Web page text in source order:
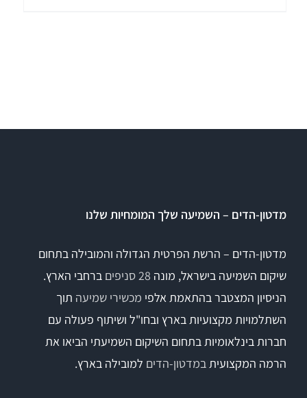
מדטון-הדים – השמיעה שלך המומחיות שלנו
מדטון-הדים – הרשת הפרטית הגדולה והמובילה בתחום
שיקום השמיעה בישראל, מונה 28 סניפים
ברחבי הארץ.
הניסיון המצטבר בהתאמת אלפי מכשירי שמיעה תוך
השתלמויות מקצועיות בארץ ובחו"ל ושיתוף פעולה עם
חברות בינלאומיות בתחום השיקום השמיעתי הביאו את
הרמה המקצועיתבמדטון-הדים למובילה בארץ.